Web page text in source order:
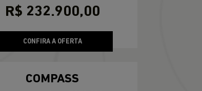
R$ 232.900,00
CONFIRA A OFERTA
COMPASS